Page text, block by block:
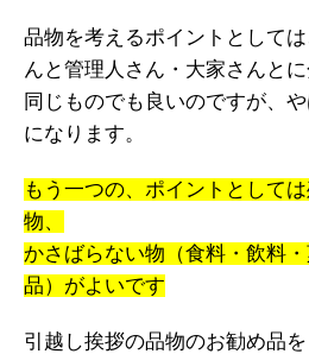
品物を考えるポイントとして
んと管理人さん・大家さんとに
同じものでも良いのですが、
になります。
もう一つの、ポイントとして
物、
かさばらない物（食料・飲料
品）がよいです
引越し挨拶の品物のお勧め品